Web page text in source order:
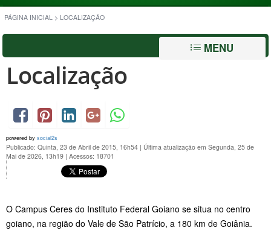
PÁGINA INICIAL > LOCALIZAÇÃO
MENU
Localização
powered by social2s
Publicado: Quinta, 23 de Abril de 2015, 16h54 | Última atualização em Segunda, 25 de
Mai de 2026, 13h19 | Acessos: 18701
O Campus Ceres do Instituto Federal Goiano se situa no centro
goiano, na região do Vale de São Patrício, a 180 km de Goiânia.